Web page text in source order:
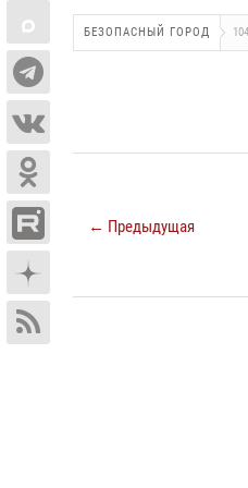
БЕЗОПАСНЫЙ ГОРОД
← Предыдущая